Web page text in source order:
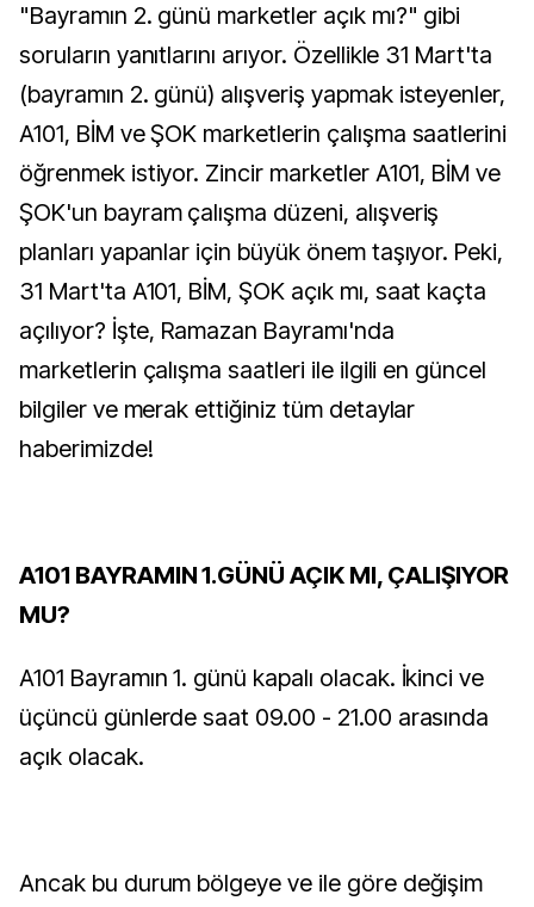
"Bayramın 2. günü marketler açık mı?" gibi
soruların yanıtlarını arıyor. Özellikle 31 Mart'ta
(bayramın 2. günü) alışveriş yapmak isteyenler,
A101, BİM ve ŞOK marketlerin çalışma saatlerini
öğrenmek istiyor. Zincir marketler A101, BİM ve
ŞOK'un bayram çalışma düzeni, alışveriş
planları yapanlar için büyük önem taşıyor. Peki,
31 Mart'ta A101, BİM, ŞOK açık mı, saat kaçta
açılıyor? İşte, Ramazan Bayramı'nda
marketlerin çalışma saatleri ile ilgili en güncel
bilgiler ve merak ettiğiniz tüm detaylar
haberimizde!
A101 BAYRAMIN 1.GÜNÜ AÇIK MI, ÇALIŞIYOR
MU?
A101 Bayramın 1. günü kapalı olacak. İkinci ve
üçüncü günlerde saat 09.00 - 21.00 arasında
açık olacak.
Ancak bu durum bölgeye ve ile göre değişim